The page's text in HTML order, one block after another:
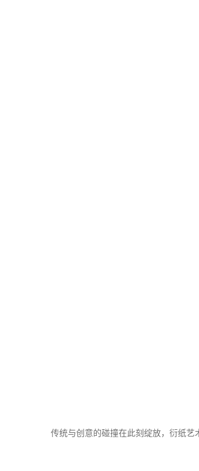
传统与创意的碰撞在此刻绽放，衍纸